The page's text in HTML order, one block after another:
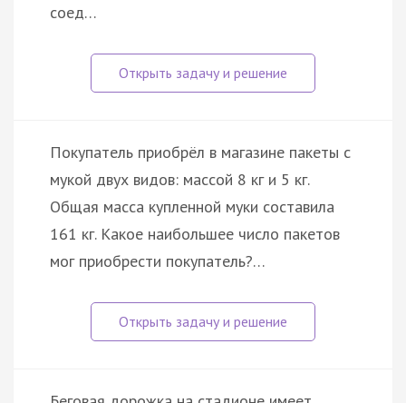
соед…
Покупатель приобрёл в магазине пакеты с
мукой двух видов: массой 8 кг и 5 кг.
Общая масса купленной муки составила
161 кг. Какое наибольшее число пакетов
мог приобрести покупатель?…